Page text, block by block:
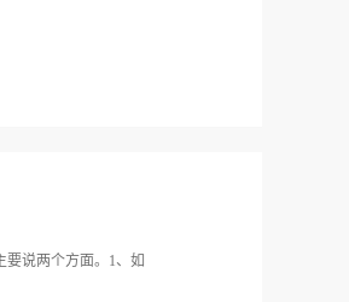
指导目录》限制类
电厂热力等清洁能
的环保治理正在逐
，国家生态环境部
以推进，禁止“一律
业停产等简单粗暴行
说两个方面。1、如